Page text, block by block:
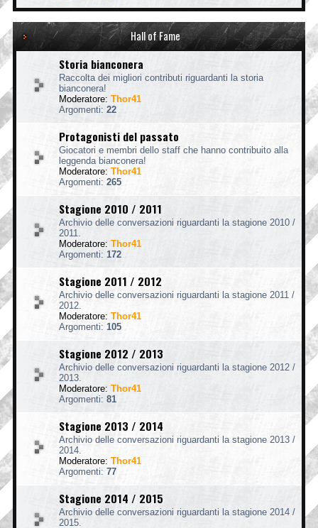
Hall of Fame
Storia bianconera
Raccolta dei migliori contributi riguardanti la storia
bianconera!
Moderatore: Thor41
Argomenti: 22
Protagonisti del passato
Giocatori e membri dello staff che hanno contribuito alla
leggenda bianconera!
Moderatore: Thor41
Argomenti: 265
Stagione 2010 / 2011
Archivio delle conversazioni riguardanti la stagione 2010 /
2011.
Moderatore: Thor41
Argomenti: 172
Stagione 2011 / 2012
Archivio delle conversazioni riguardanti la stagione 2011 /
2012.
Moderatore: Thor41
Argomenti: 105
Stagione 2012 / 2013
Archivio delle conversazioni riguardanti la stagione 2012 /
2013.
Moderatore: Thor41
Argomenti: 81
Stagione 2013 / 2014
Archivio delle conversazioni riguardanti la stagione 2013 /
2014.
Moderatore: Thor41
Argomenti: 77
Stagione 2014 / 2015
Archivio delle conversazioni riguardanti la stagione 2014 /
2015.